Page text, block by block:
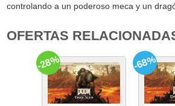
controlando a un poderoso meca y un
OFERTAS
-28% -68%